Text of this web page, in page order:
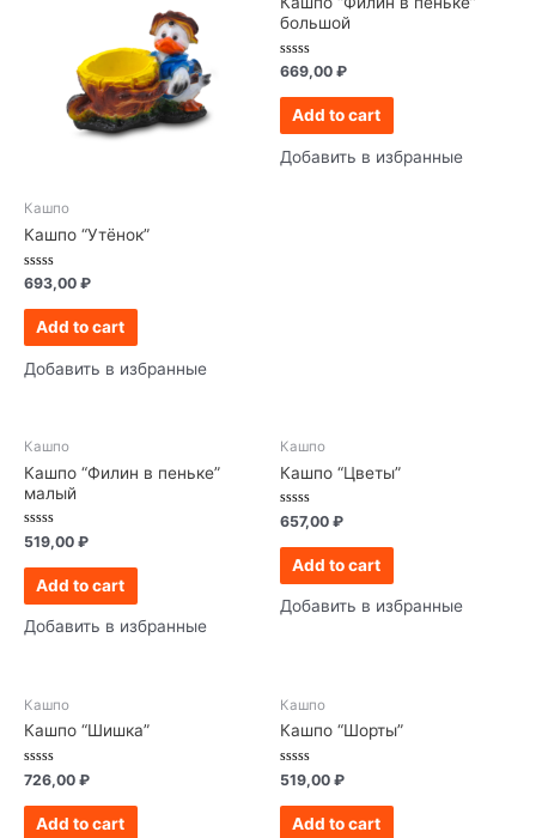
Кашпо
Кашпо “Утёнок”
Rated
out
693,00 ₽
Add to cart
Добавить в избранные
большой
Rated
out
669,00 ₽
Add to cart
Добавить в избранные
Кашпо
Кашпо “Филин в пеньке”
малый
Rated
0
out
519,00 ₽
Add to cart
Добавить в избранные
Кашпо
Кашпо “Цветы”
Rated
0
out
657,00 ₽
Add to cart
Добавить в избранные
Кашпо
Кашпо “Шишка”
Rated
0
out
726,00 ₽
Add to cart
Кашпо
Кашпо “Шорты”
Rated
0
out
519,00 ₽
Add to cart